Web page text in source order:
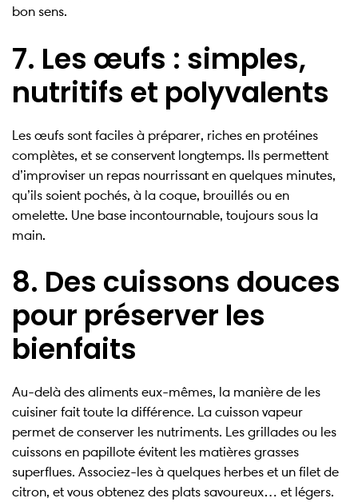
bon sens.
7. Les œufs : simples,
nutritifs et polyvalents
Les œufs sont faciles à préparer, riches en protéines
complètes, et se conservent longtemps. Ils permettent
d’improviser un repas nourrissant en quelques minutes,
qu’ils soient pochés, à la coque, brouillés ou en
omelette. Une base incontournable, toujours sous la
main.
8. Des cuissons douces
pour préserver les
bienfaits
Au-delà des aliments eux-mêmes, la manière de les
cuisiner fait toute la différence. La cuisson vapeur
permet de conserver les nutriments. Les grillades ou les
cuissons en papillote évitent les matières grasses
superflues. Associez-les à quelques herbes et un filet de
citron, et vous obtenez des plats savoureux… et légers.